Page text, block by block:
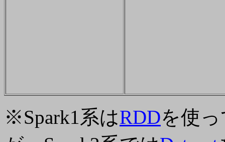
※Spark1系はRDDを使